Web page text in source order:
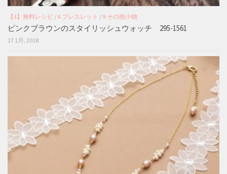
【3】無料レシピ /4.ブレスレット / 9.その他小物
ピンクブラウンのスタイリッシュウォッチ 295-1561
17 1月, 2018